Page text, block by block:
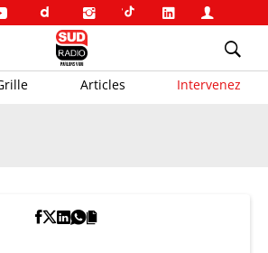
Articles Intervenez